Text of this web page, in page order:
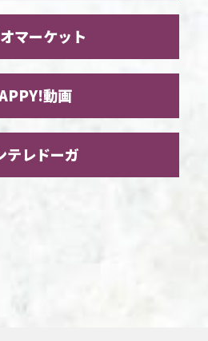
マーケット
動画
テレドーガ